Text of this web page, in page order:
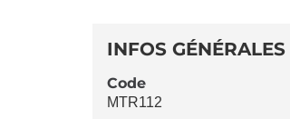
DE
LA
DÉTAILS
INFOS GÉNÉRALES
Code
MTR112